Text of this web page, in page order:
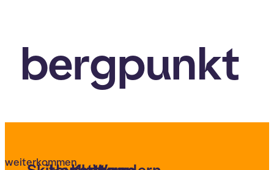
bergpunkt
weiterkommen